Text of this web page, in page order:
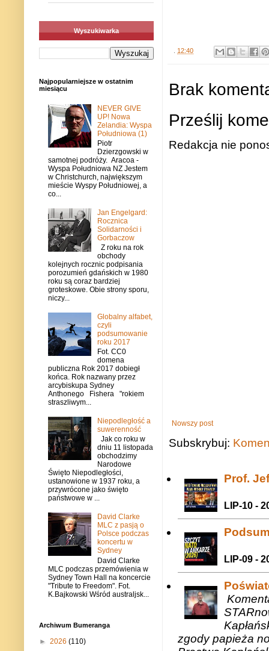
. 12:40
Brak
Prześlij
Redakcja nie
Nowszy post
Subskrybuj:
Prof.
LIP-10 -
LIP-09 -
zgody papieża
Wyszukiwarka
Najpopularniejsze w ostatnim
miesiącu
NEVER GIVE
UP! Nowa
Zelandia: Wyspa
Południowa (1)
Piotr
Dzierzgowski w
samotnej podróży. Aracoa -
Wyspa Południowa NZ Jestem
w Christchurch, największym
mieście Wyspy Południowej, a
co...
Jan Engelgard:
Rocznica
Solidarności i
Gorbaczow
Z roku na rok
obchody
kolejnych rocznic podpisania
porozumień gdańskich w 1980
roku są coraz bardziej
groteskowe. Obie strony sporu,
niczy...
Globalny alfabet,
czyli
podsumowanie
roku 2017
Fot. CC0
domena
publiczna Rok 2017 dobiegł
końca. Rok nazwany przez
arcybiskupa Sydney
Anthonego Fishera "rokiem
straszliwym...
Niepodległość a
suwerenność
Jak co roku w
dniu 11 listopada
obchodzimy
Narodowe
Święto Niepodległości,
ustanowione w 1937 roku, a
przywrócone jako święto
państwowe w ...
David Clarke
MLC z pasją o
Polsce podczas
koncertu w
Sydney
David Clarke
MLC podczas przemówienia w
Sydney Town Hall na koncercie
"Tribute to Freedom". Fot.
K.Bajkowski Wśród australjsk...
Archiwum Bumeranga
► 2026 (110)